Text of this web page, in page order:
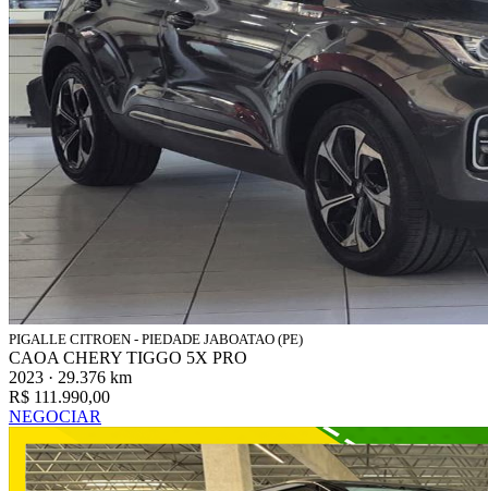
PIGALLE CITROEN - PIEDADE JABOATAO (PE)
CAOA CHERY TIGGO 5X PRO
2023 · 29.376 km
R$ 111.990,00
NEGOCIAR